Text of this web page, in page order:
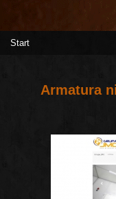
Start
Armatura nierdzewna do spawania